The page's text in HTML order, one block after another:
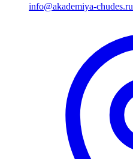
info@akademiya-chudes.ru